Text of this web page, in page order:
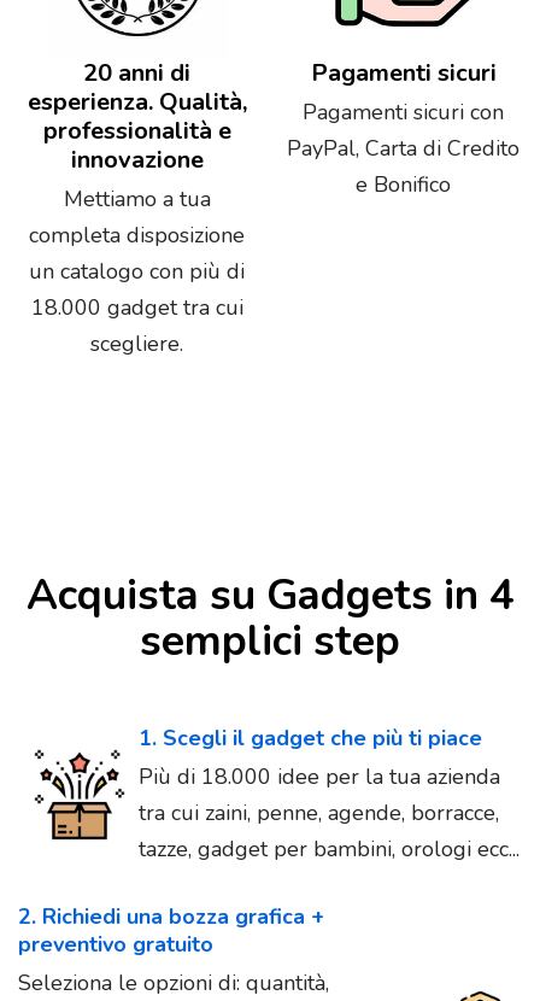
20 anni di
esperienza. Qualità,
professionalità e
innovazione
Mettiamo a tua
completa disposizione
un catalogo con più di
18.000 gadget tra cui
scegliere.
Pagamenti sicuri
Pagamenti sicuri con
PayPal, Carta di Credito
e Bonifico
Acquista su Gadgets in 4
semplici step
1. Scegli il gadget che più ti piace
Più di 18.000 idee per la tua azienda
tra cui zaini, penne, agende, borracce,
tazze, gadget per bambini, orologi ecc...
2. Richiedi una bozza grafica +
preventivo gratuito
Seleziona le opzioni di: quantità,